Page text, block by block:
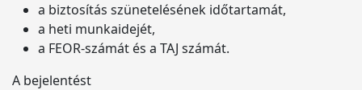
a biztosítás szünetelésének időtartamát,
a heti munkaidejét,
a FEOR-számát és a TAJ számát.
A bejelentést